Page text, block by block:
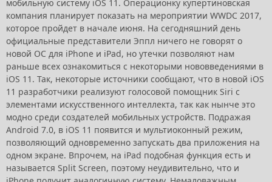
мобильную систему iOS 11. Операционку купертиновская
компания планирует показать на мероприятии WWDC 2017,
которое пройдет в начале июня. На сегодняшний день
официальные представители Эппл ничего не говорят о
новой ОС для iPhone и iPad, но утечки позволяют нам
раньше всех ознакомиться с некоторыми нововведениями в
iOS 11. Так, некоторые источники сообщают, что в новой iOS
11 разработчики реализуют голосовой помощник Siri с
элементами искусственного интеллекта, так как нынче это
модно среди создателей мобильных устройств. Подражая
Android 7.0, в iOS 11 появится и мультиоконный режим,
позволяющий одновременно запускать два приложения на
одном экране. Впрочем, на iPad подобная функция есть и
называется Split Screen, поэтому неудивительно, что и